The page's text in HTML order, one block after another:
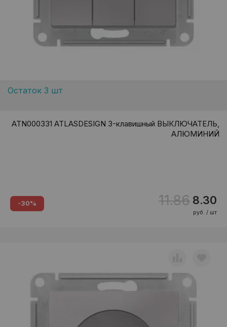
Остаток 3 шт
ATN000331 ATLASDESIGN 3-клавишный ВЫКЛЮЧАТЕЛЬ,
АЛЮМИНИЙ
-30% 11.86 8.30
руб. / шт